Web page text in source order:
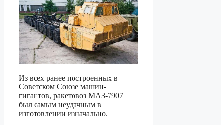
Из всех ранее построенных в
Советском Союзе машин-
гигантов, ракетовоз МАЗ-7907
был самым неудачным в
изготовлении изначально.